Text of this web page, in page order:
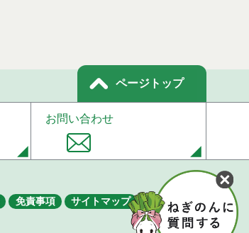
ページトップ
お問い合わせ
免責事項 サイトマップ 著作権